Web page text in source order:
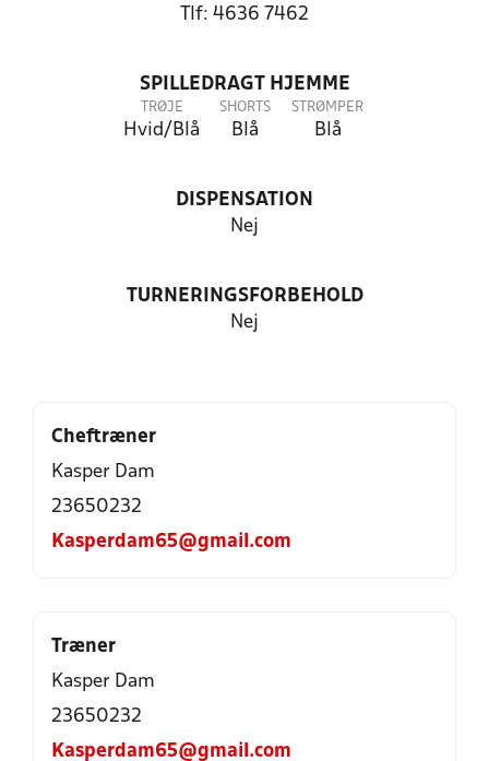
Tlf: 4636 7462
SPILLEDRAGT HJEMME
TRØJE
Hvid/Blå
SHORTS
Blå
STRØMPER
Blå
DISPENSATION
Nej
TURNERINGSFORBEHOLD
Nej
Cheftræner
Kasper Dam
23650232
Kasperdam65@gmail.com
Træner
Kasper Dam
23650232
Kasperdam65@gmail.com